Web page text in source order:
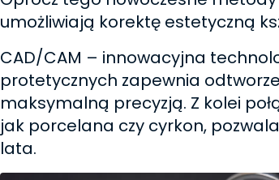
umożliwiają korektę estetyczną
CAD/CAM – innowacyjna
protetycznych zapewnia
maksymalną precyzją. Z kolei
jak porcelana czy cyrkon,
lata.